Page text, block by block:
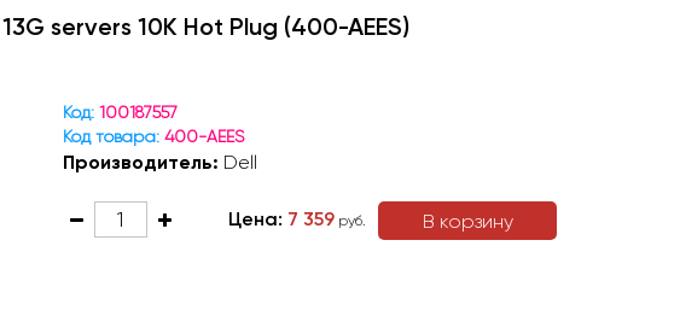
servers 10K Hot Plug (400-AEES)
Код:100187557
Код товара:400-AEES
Производитель: Dell
В корзину
Цена: 7 359 руб.